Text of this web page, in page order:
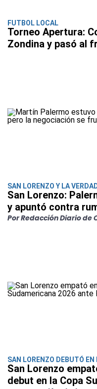
FUTBOL LOCAL
Torneo Apertura:
Zondina y pasó al
SAN LORENZO Y LA
San Lorenzo:
y apuntó contra
Por Redacción Diario de
SAN LORENZO DEBUTÓ
San Lorenzo
debut en la Copa